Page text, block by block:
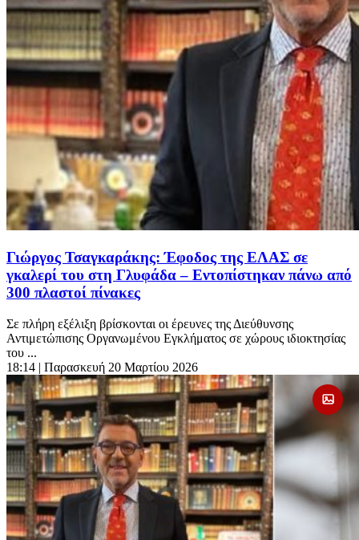
Γιώργος Τσαγκαράκης: Έφοδος της ΕΛΑΣ σε
γκαλερί του στη Γλυφάδα – Εντοπίστηκαν πάνω από
300 πλαστοί πίνακες
Σε πλήρη εξέλιξη βρίσκονται οι έρευνες της Διεύθυνσης
Αντιμετώπισης Οργανωμένου Εγκλήματος σε χώρους ιδιοκτησίας
του ...
18:14 | Παρασκευή 20 Μαρτίου 2026